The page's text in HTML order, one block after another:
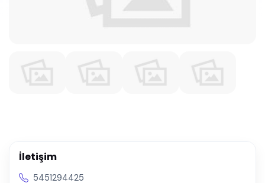
İletişim
5451294425